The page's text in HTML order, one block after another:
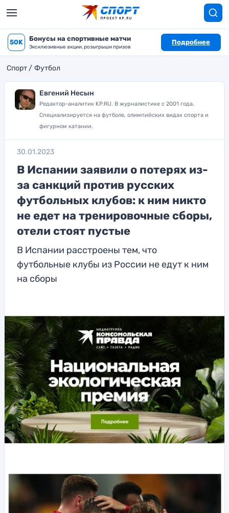
50K Бонусы на спортивные матчи
Эксклюзивные акции, розыгрыши призов
Подробнее
Спорт Футбол
Евгений Несын
Редактор-аналитик KP.RU. В журналистике с 2001 года.
Специализируется на футболе, олимпийских видах спорта и
фигурном катании.
30.01.2023
В Испании заявили о потерях из-
за санкций против русских
футбольных клубов: к ним никто
не едет на тренировочные сборы,
отели стоят пустые
В Испании расстроены тем, что
футбольные клубы из России не едут к ним
на сборы